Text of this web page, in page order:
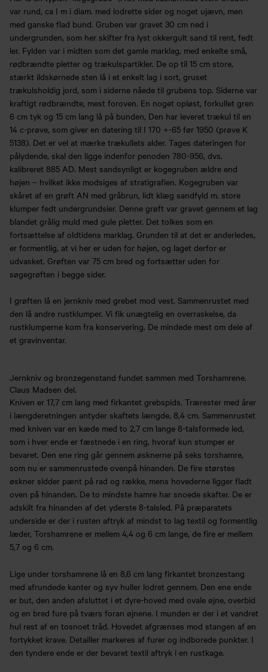
var rund, ca I m i diam. med lodrette sider og noget ujævn, men
med ganske flad bund. Gruben var gravet 30 cm ned i
undergrunden, som her skifter fra lyst okkergult sand til rent, fedt
ler. Fylden var i midten som det gamle marklag, med enkelte små,
rødbrændte pletter og trækulspartikler. De op til 15 cm store,
stærkt ildskørnede sten lå i et enkelt lag i sort, gruset
trækulsholdig jord, som i siderne nåede til grubens top. Siderne var
kraftigt rødbrændte, mest foroven. En noget opløst, forkullet gren
6 cm tyk og 15 cm lang lå på bunden, Den har leveret trækul til en
14 c-prøve, som giver en datering til I 170 +-65 før 1950 (prøve K
5138). Det er vel at mærke trækullets alder. Tages dateringen for
pålydende, skal den ligge indenfor penoden 780-956, dvs.
kalibreret 885 AD. Mest sandsynligt er kogegruben ældre end
højen – hvilket ikke modsiges af stratigrafien. Kogegruben var
skåret af en grøft AN med gråbrun, lidt klæg sandfyld m. store
klumper fedt undergrundsier. Denne grøft var gravet gennem et lag
blandet grålig muld med gule pletter. Det tolkes som en
fortsættelse af oldtidens marklag. Grunden til at det er anderledes,
er formentlig, at vi her er uden for højen, og laget derfor er
udvasket. Grøften var 75 cm bred og fortsætter uden for
søgegrøften i begge sider.
I grøften lå en jernkniv med grebet mod vest. Sammenrustet med
den lå andre rustklumper. Vi fik unægtelig en overraskelse, da
rustklumperne kom fra konservering. De mindede mest om dele af
et gravinventar.
Jernkniv og bronzegenstand fundet sammen med Torshamrene.
Claus Madsen del.
Kniven er 17,7 cm lang med firkantet grebspids. Trærester med årer
i længderetningen antyder skaftets længde, 8,4 cm. Sammenrustet
med kniven var en kæde med to 2,7 cm lange 8-talsformede led,
som i hver ende er fæstnede i en ring, hvoraf kun stumper er
bevaret. Den ene ring går gennem øsknerne på seks torshamre,
som nu er sammenrustede ovenpå hinanden. De fire størstes
øskner sidder pænt på rad og række, mens hovederne ligger fladt
oven på hinanden. De to mindste hamre har snoede skafter. De er
adskilt fra hinanden af det yderste 8-talsled. På præparatets
underside er der i rusten aftryk af mindst to lag textil og formentlig
læder, Torshamrene er mellem 4,4 og 6 cm lange, de fire er mellem
5,7 og 6 cm.
Lige under torshamrene lå en 8,6 cm lang firkantet bronzestang
med afrundede kanter og syv huller lodret gennem. Den ene ende
er but, den anden afsluttet i et dyre-hoved med ovale øjne, overbid
og en bred fure på tværs foran øjnene. I munden er der i et vandret
hul rest af en tosnoet tråd. Hovedet afgrænses mod stangen af en
fortykket krave. Detailler markeres af furer og indborede punkter. I
den tyndere ende er der bevaret textil aftryk i en rustkage.